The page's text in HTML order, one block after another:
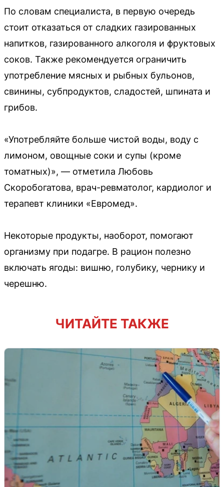
По словам специалиста, в первую очередь
стоит отказаться от сладких газированных
напитков, газированного алкоголя и фруктовых
соков. Также рекомендуется ограничить
употребление мясных и рыбных бульонов,
свинины, субпродуктов, сладостей, шпината и
грибов.
«Употребляйте больше чистой воды, воду с
лимоном, овощные соки и супы (кроме
томатных)», — отметила Любовь
Скоробогатова, врач-ревматолог, кардиолог и
терапевт клиники «Евромед».
Некоторые продукты, наоборот, помогают
организму при подагре. В рацион полезно
включать ягоды: вишню, голубику, чернику и
черешню.
ЧИТАЙТЕ ТАКЖЕ